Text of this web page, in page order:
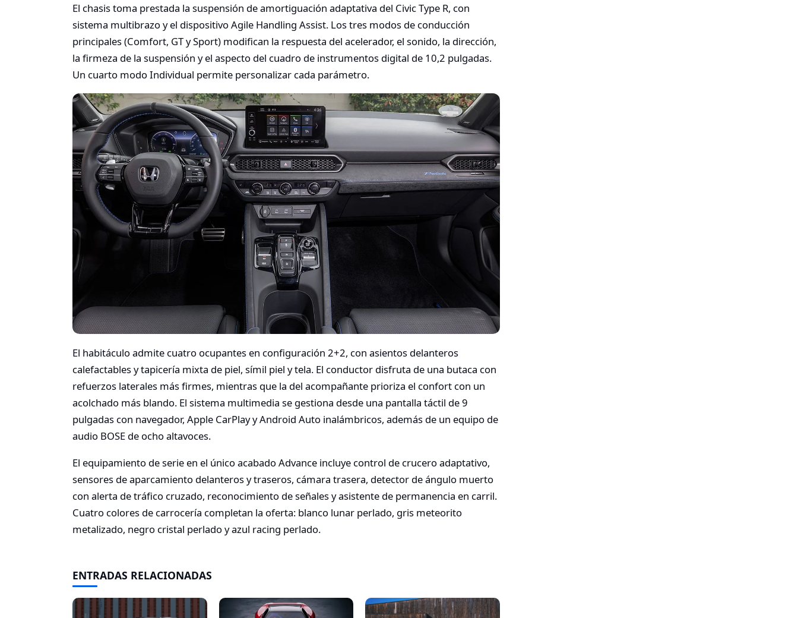
El chasis toma prestada la suspensión de amortiguación adaptativa del Civic Type R, con
sistema multibrazo y el dispositivo Agile Handling Assist. Los tres modos de conducción
principales (Comfort, GT y Sport) modifican la respuesta del acelerador, el sonido, la dirección,
la firmeza de la suspensión y el aspecto del cuadro de instrumentos digital de 10,2 pulgadas.
Un cuarto modo Individual permite personalizar cada parámetro.
El habitáculo admite cuatro ocupantes en configuración 2+2, con asientos delanteros
calefactables y tapicería mixta de piel, símil piel y tela. El conductor disfruta de una butaca con
refuerzos laterales más firmes, mientras que la del acompañante prioriza el confort con un
acolchado más blando. El sistema multimedia se gestiona desde una pantalla táctil de 9
pulgadas con navegador, Apple CarPlay y Android Auto inalámbricos, además de un equipo de
audio BOSE de ocho altavoces.
El equipamiento de serie en el único acabado Advance incluye control de crucero adaptativo,
sensores de aparcamiento delanteros y traseros, cámara trasera, detector de ángulo muerto
con alerta de tráfico cruzado, reconocimiento de señales y asistente de permanencia en carril.
Cuatro colores de carrocería completan la oferta: blanco lunar perlado, gris meteorito
metalizado, negro cristal perlado y azul racing perlado.
ENTRADAS RELACIONADAS